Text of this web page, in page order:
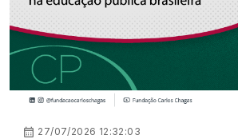
27/07/2026 12:32:03